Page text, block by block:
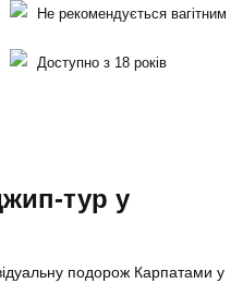
Не рекомендується вагітним
Доступно з 18 років
тур у
подорож Карпатами у